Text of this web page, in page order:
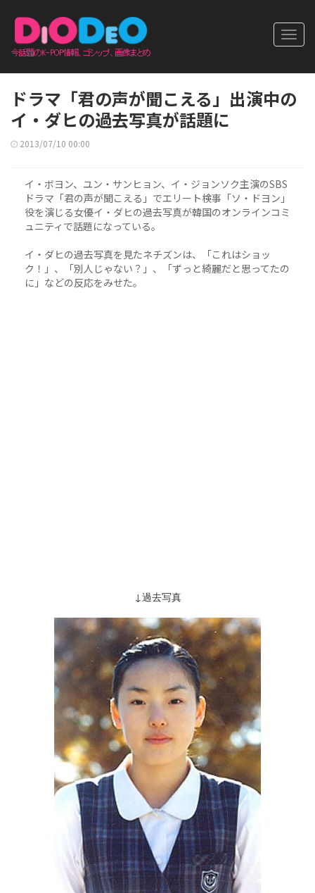
ドラマ「君の声が聞こえる」出演中の
イ・ダヒの過去写真が話題に
2013/07/10 00:00
イ・ボヨン、ユン・サンヒョン、イ・ジョンソク主演のSBS
ドラマ「君の声が聞こえる」でエリート検事「ソ・ドヨン」
役を演じる女優イ・ダヒの過去写真が韓国のオンラインコミ
ュニティで話題になっている。
イ・ダヒの過去写真を見たネチズンは、「これはショッ
ク！」、「別人じゃない？」、「ずっと綺麗だと思ってたの
に」などの反応をみせた。
↓過去写真